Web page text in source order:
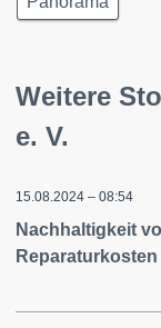
Weitere
e. V.
15.08.2024 – 08:54
Nachhaltigkeit